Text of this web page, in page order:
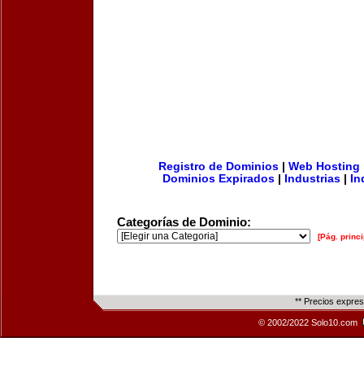
Registro de Dominios| Web Hosting
Dominios Expirados
Industrias
Categorías de Dominio:
[Pág.
** Precios
© 2002/2022 Solo10.com